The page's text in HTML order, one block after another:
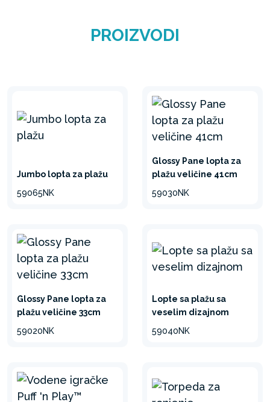
PROIZVODI
Jumbo lopta za plažu
59065NK
Glossy Pane lopta za
plažu veličine 41cm
59030NK
Glossy Pane lopta za
plažu veličine 33cm
59020NK
Lopte sa plažu sa
veselim dizajnom
59040NK